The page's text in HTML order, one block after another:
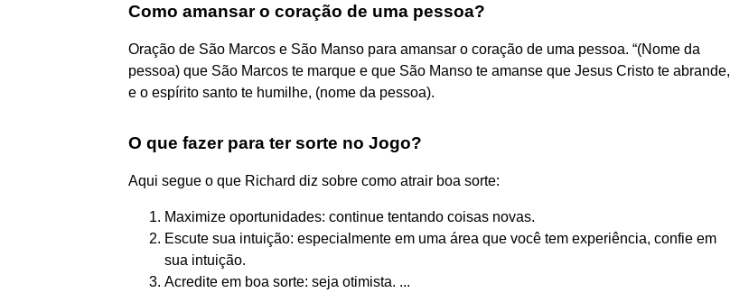
Como amansar o coração de uma pessoa?
Oração de São Marcos e São Manso para amansar o coração de uma pessoa. “(Nome da
pessoa) que São Marcos te marque e que São Manso te amanse que Jesus Cristo te abrande,
e o espírito santo te humilhe, (nome da pessoa).
O que fazer para ter sorte no Jogo?
Aqui segue o que Richard diz sobre como atrair boa sorte:
Maximize oportunidades: continue tentando coisas novas.
Escute sua intuição: especialmente em uma área que você tem experiência, confie em
sua intuição.
Acredite em boa sorte: seja otimista. ...